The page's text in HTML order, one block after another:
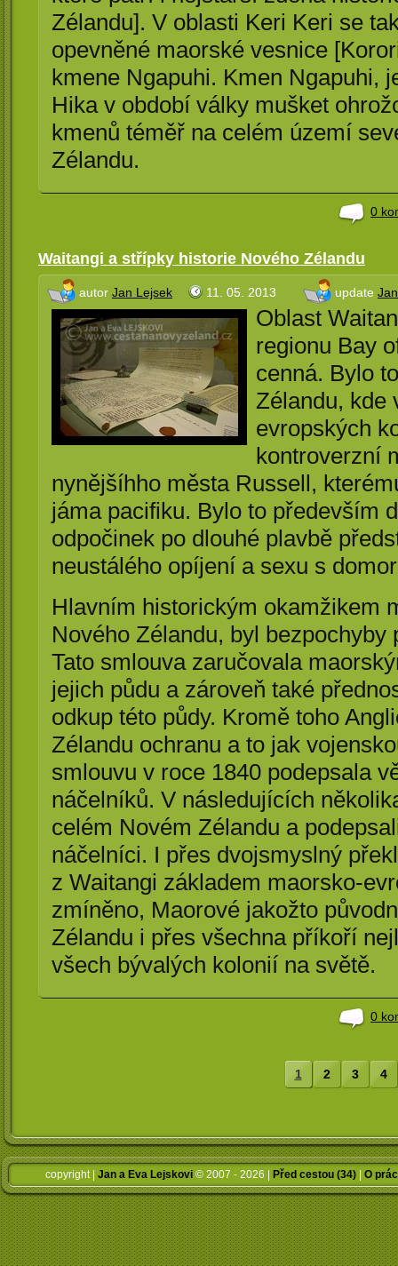
Zélandu]. V oblasti Keri Keri se
opevněné maorské vesnice
kmene Ngapuhi. Kmen Ngapuhi,
Hika v období války mušket
kmenů téměř na celém území
Zélandu.
0
Waitangi a střípky historie Nového Zélandu
autor Jan Lejsek 11. 05. 2013 update
Oblast
regionu Bay
cenná. Bylo
Zélandu, kde
evropských
kontroverzní
nynějšíhho města Russell,
jáma pacifiku. Bylo to především
odpočinek po dlouhé plavbě
neustálého opíjení a sexu s
Hlavním historickým okamžikem
Nového Zélandu, byl
Tato smlouva zaručovala
jejich půdu a zároveň také
odkup této půdy. Kromě toho
Zélandu ochranu a to jak
smlouvu v roce 1840 podepsala
náčelníků. V následujících
celém Novém Zélandu a
náčelníci. I přes dvojsmyslný
z Waitangi základem maorsko-
zmíněno, Maorové jakožto
Zélandu i přes všechna příkoří
všech bývalých kolonií na světě.
0
1 2 3 4
copyright | Jan a Eva Lejskovi © 2007 - 2026 | Před cestou (34) | O